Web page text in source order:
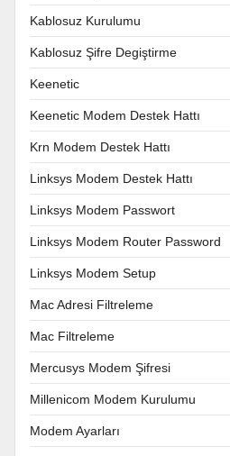
Kablosuz Kurulumu
Kablosuz Şifre Degiştirme
Keenetic
Keenetic Modem Destek Hattı
Krn Modem Destek Hattı
Linksys Modem Destek Hattı
Linksys Modem Passwort
Linksys Modem Router Password
Linksys Modem Setup
Mac Adresi Filtreleme
Mac Filtreleme
Mercusys Modem Şifresi
Millenicom Modem Kurulumu
Modem Ayarları